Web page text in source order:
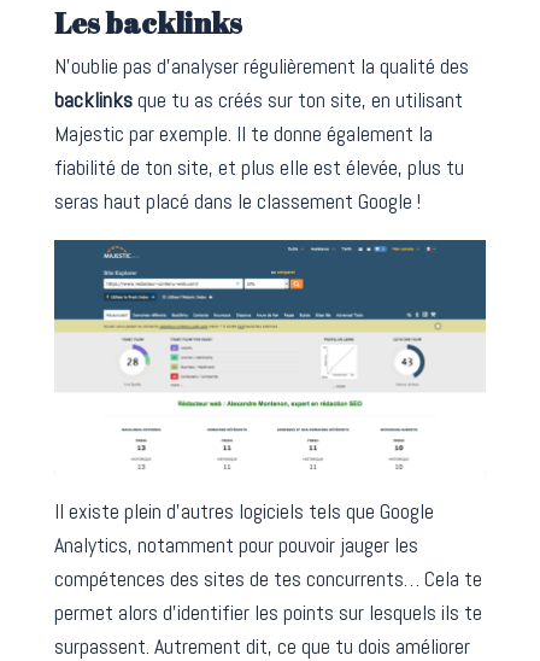
Les backlinks
N’oublie pas d’analyser régulièrement la qualité des
backlinksque tu as créés sur ton site, en utilisant
Majestic par exemple. Il te donne également la
fiabilité de ton site, et plus elle est élevée, plus tu
seras haut placé dans le classement Google !
Il existe plein d’autres logiciels tels que Google
Analytics, notamment pour pouvoir jauger les
compétences des sites de tes concurrents… Cela te
permet alors d’identifier les points sur lesquels ils te
surpassent. Autrement dit, ce que tu dois améliorer